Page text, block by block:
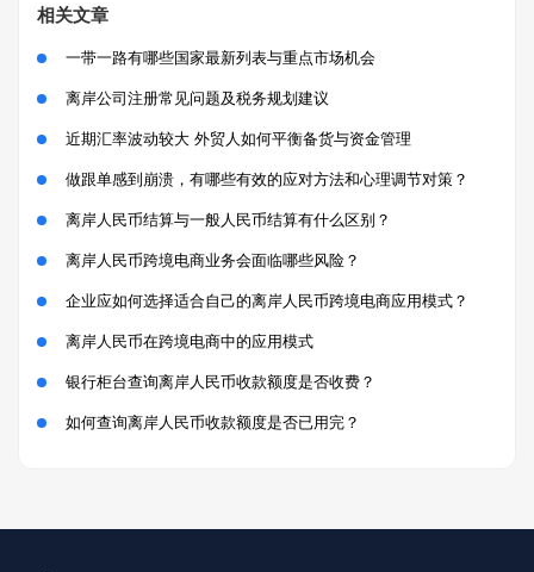
相关文章
一带一路有哪些国家最新列表与重点市场机会
离岸公司注册常见问题及税务规划建议
近期汇率波动较大 外贸人如何平衡备货与资金管理
做跟单感到崩溃，有哪些有效的应对方法和心理调节对策？
离岸人民币结算与一般人民币结算有什么区别？
离岸人民币跨境电商业务会面临哪些风险？
企业应如何选择适合自己的离岸人民币跨境电商应用模式？
离岸人民币在跨境电商中的应用模式
银行柜台查询离岸人民币收款额度是否收费？
如何查询离岸人民币收款额度是否已用完？